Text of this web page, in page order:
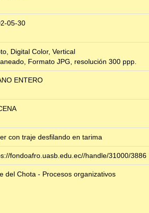
05-30
Digital Color, Vertical
Formato JPG, resolución 300 ppp.
ENTERO
con traje desfilando en tarima
fondoafro.uasb.edu.ec//handle/31000/3886
del Chota - Procesos organizativos